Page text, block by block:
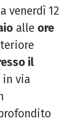
venerdì 12
alle ore
il
in via